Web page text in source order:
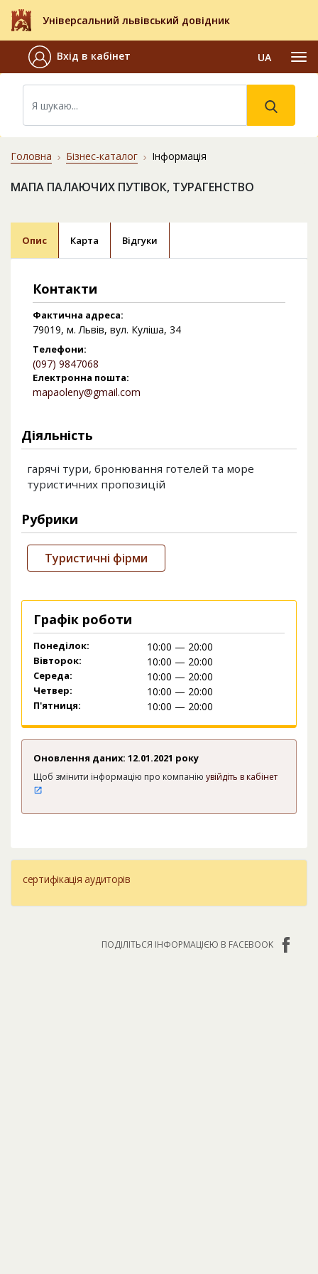
Універсальний львівський довідник
Вхід в кабінет UA
Головна Бізнес-каталог Інформація
МАПА ПАЛАЮЧИХ ПУТІВОК, ТУРАГЕНСТВО
Опис Карта Відгуки
Контакти
Фактична адреса:
79019, м. Львів, вул. Куліша, 34
Телефони:
(097) 9847068
Електронна пошта:
mapaoleny@gmail.com
Діяльність
гарячі тури, бронювання готелей та море
туристичних пропозицій
Рубрики
Туристичні фірми
Графік роботи
Понеділок: 10:00 — 20:00
Вівторок: 10:00 — 20:00
Середа: 10:00 — 20:00
Четвер: 10:00 — 20:00
П'ятниця: 10:00 — 20:00
Оновлення даних: 12.01.2021 року
Щоб змінити інформацію про компанію увійдіть в кабінет
сертифікація аудиторів
ПОДІЛІТЬСЯ ІНФОРМАЦІЄЮ В FACEBOOK